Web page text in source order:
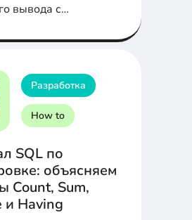
вывода с
группами,
в консоли!
Разработка
How to
SQL по
объясняем
Count, Sum,
и Having